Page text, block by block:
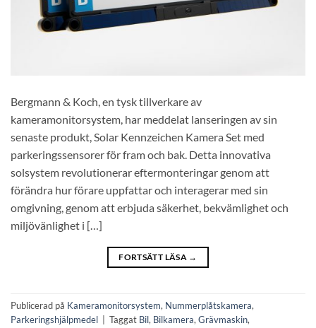
Bergmann & Koch, en tysk tillverkare av
kameramonitorsystem, har meddelat lanseringen av sin
senaste produkt, Solar Kennzeichen Kamera Set med
parkeringssensorer för fram och bak. Detta innovativa
solsystem revolutionerar eftermonteringar genom att
förändra hur förare uppfattar och interagerar med sin
omgivning, genom att erbjuda säkerhet, bekvämlighet och
miljövänlighet i […]
FORTSÄTT LÄSA →
Publicerad på Kameramonitorsystem, Nummerplåtskamera,
Parkeringshjälpmedel
Taggat Bil, Bilkamera, Grävmaskin,